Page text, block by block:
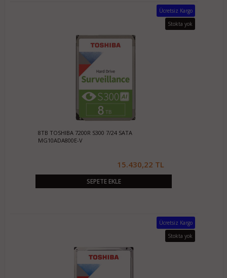
Ücretsiz Kargo
Stokta yok
8TB TOSHIBA 7200R S300 7/24 SATA
MG10ADA800E-V
15.430,22 TL
SEPETE EKLE
Ücretsiz Kargo
Stokta yok